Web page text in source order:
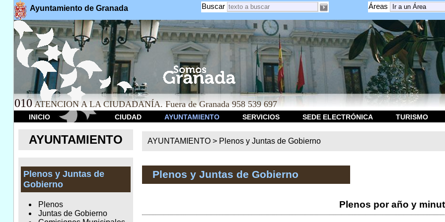
Ayuntamiento de Granada Áreas
Buscar
010 ATENCION A LA CIUDADANÍA. Fuera de Granada 958 539 697
INICIO CIUDAD AYUNTAMIENTO SERVICIOS SEDE ELECTRÓNICA TURISMO
AYUNTAMIENTO
Plenos y Juntas de
Gobierno
Plenos
Juntas de Gobierno
AYUNTAMIENTO > Plenos y Juntas de Gobierno
Plenos y Juntas de Gobierno
Plenos por año y